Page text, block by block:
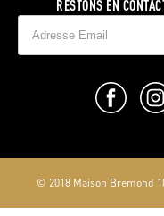
RESTONS EN
© 2018 Maison Bremond